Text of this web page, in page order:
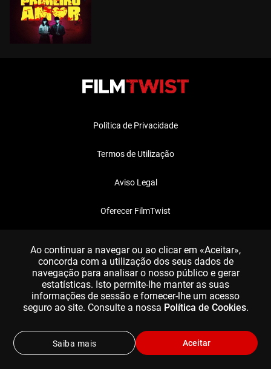
Política de Privacidade
Termos de Utilização
Aviso Legal
Oferecer FilmTwist
Ao continuar a navegar ou ao clicar em «Aceitar»,
concorda com a utilização dos seus dados de
navegação para analisar o nosso público e gerar
estatísticas. Isto permite-lhe manter as suas
informações de sessão e fornecer-lhe um acesso
seguro ao site. Consulte a nossa Política de Cookies.
Aceitar
Saiba mais